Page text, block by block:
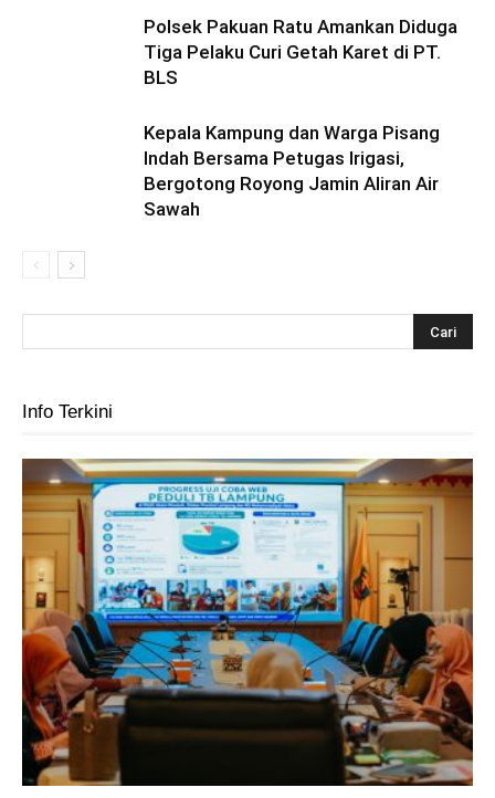
Polsek Pakuan Ratu Amankan Diduga
Tiga Pelaku Curi Getah Karet di PT.
BLS
Kepala Kampung dan Warga Pisang
Indah Bersama Petugas Irigasi,
Bergotong Royong Jamin Aliran Air
Sawah
Info Terkini